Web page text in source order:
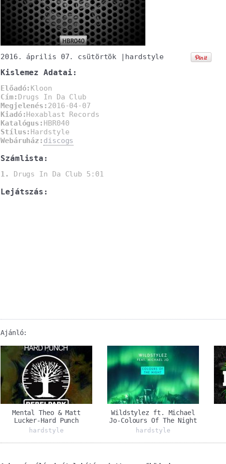
2016. április 07. csütörtök | hardstyle
Kislemez Adatai:
Előadó: Kloon
Cím: Drugs In Da Club
Megjelenés: 2016-04-07
Kiadó:Hexablast Records
Katalógus: HBR040
Stílus: Hardstyle
Webáruház: discogs
Számlista:
1. Drugs In Da Club 5:01
Lejátszás:
Ajánló:
Mental Theo & Matt
Lucker-Hard Punch
hardstyle
Wildstylez ft. Michael
Jo-Colours Of The Night
hardstyle